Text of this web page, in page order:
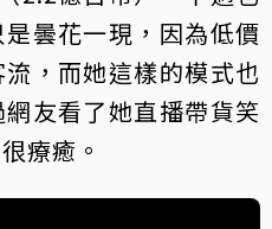
曇花一現，因為低價
，而她這樣的模式也
友看了她直播帶貨笑
療癒。